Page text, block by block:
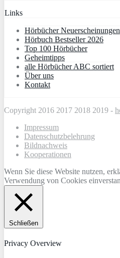
Links
Hörbücher Neuerscheinungen
Hörbuch Bestseller 2026
Top 100 Hörbücher
Geheimtipps
alle Hörbücher ABC sortiert
Über uns
Kontakt
Copyright 2016 2017 2018 2019 -
Impressum
Datenschutzbelehrung
Bildnachweis
Kooperationen
Wenn Sie diese Website nutzen,
Verwendung von Cookies
Schließen
Privacy Overview